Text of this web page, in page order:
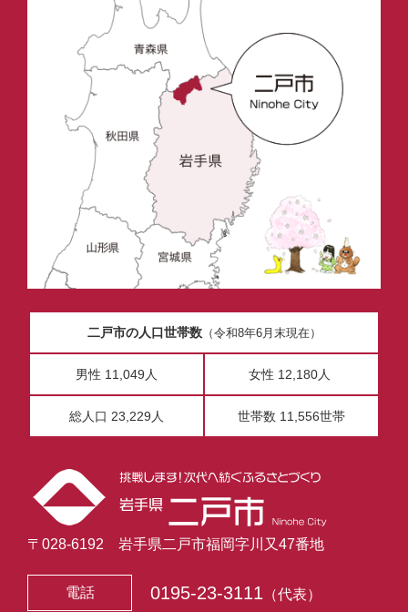
二戸市の人口世帯数（令和8年6月末現在）
男性 11,049人 女性 12,180人
総人口 23,229人 世帯数 11,556世帯
〒028-6192 岩手県二戸市福岡字川又47番地
電話 0195-23-3111 （代表）